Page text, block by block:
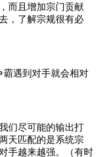
而且增加宗门贡献
，了解宗规很有必
霸遇到对手就会相对
们尽可能的输出打
天匹配的是系统宗
手越来越强。（有时